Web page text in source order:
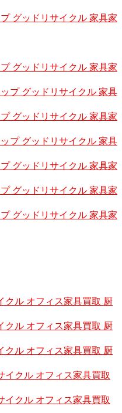
グッドリサイクル 家具家
グッドリサイクル 家具家
プ グッドリサイクル 家具
グッドリサイクル 家具家
プ グッドリサイクル 家具
グッドリサイクル 家具家
グッドリサイクル 家具家
グッドリサイクル 家具家
クル オフィス家具買取 厨
クル オフィス家具買取 厨
クル オフィス家具買取 厨
イクル オフィス家具買取
イクル オフィス家具買取